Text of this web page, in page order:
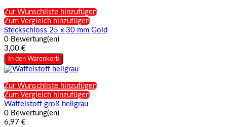
Zur Wunschliste hinzufügen
Zum Vergleich hinzufügen
Steckschloss 25 x 30 mm Gold
0 Bewertung(en)
3,00 €
In den Warenkorb
Zur Wunschliste hinzufügen
Zum Vergleich hinzufügen
Waffelstoff groß hellgrau
0 Bewertung(en)
6,97 €